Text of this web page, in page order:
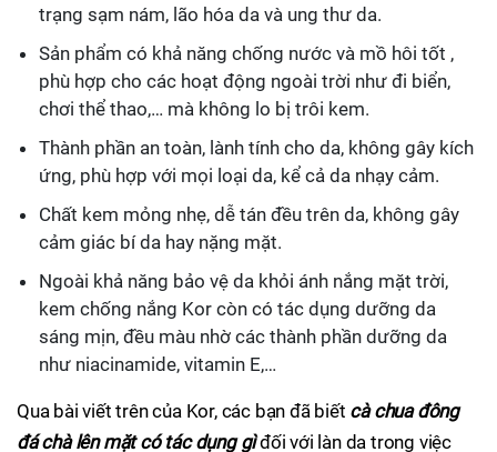
trạng sạm nám, lão hóa da và ung thư da.
Sản phẩm có khả năng chống nước và mồ hôi tốt ,
phù hợp cho các hoạt động ngoài trời như đi biển,
chơi thể thao,… mà không lo bị trôi kem.
Thành phần an toàn, lành tính cho da, không gây kích
ứng, phù hợp với mọi loại da, kể cả da nhạy cảm.
Chất kem mỏng nhẹ, dễ tán đều trên da, không gây
cảm giác bí da hay nặng mặt.
Ngoài khả năng bảo vệ da khỏi ánh nắng mặt trời,
kem chống nắng Kor còn có tác dụng dưỡng da
sáng mịn, đều màu nhờ các thành phần dưỡng da
như niacinamide, vitamin E,…
Qua bài viết trên của Kor, các bạn đã biết cà chua đông
đá chà lên mặt có tác dụng gìđối với làn da trong việc